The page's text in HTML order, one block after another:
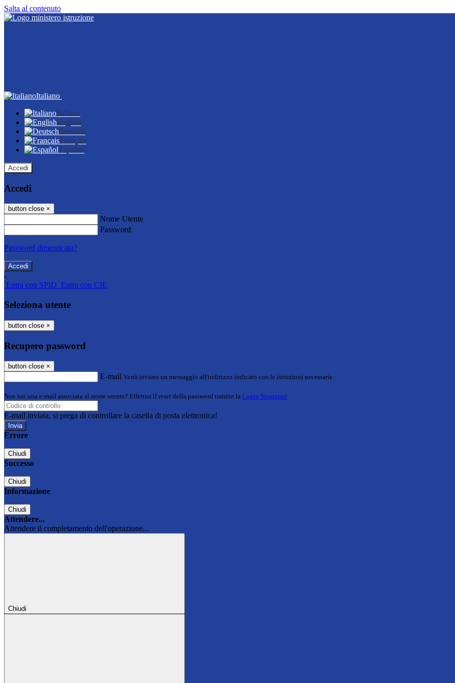
Salta al contenuto
Italiano
Italiano
English
Deutsch
Français
Español
Accedi
Accedi
button close ×
Nome Utente
Password
Password dimenticata?
-
Entra con SPID Entra con CIE
Seleziona utente
button close ×
Recupero password
button close ×
E-mail Verrà inviato un messaggio all'indirizzo indicato con le istruzioni necessarie.
Non hai una e-mail associata al nome utente? Effettua il reset della password tramite la Login Spaggiari
E-mail inviata, si prega di controllare la casella di posta elettronica!
Errore
Chiudi
Successo
Chiudi
Informazione
Chiudi
Attendere...
Attendere il completamento dell'operazione...
Chiudi